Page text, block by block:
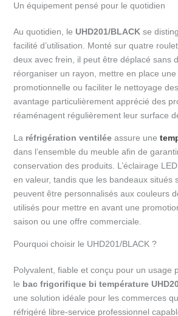
Un équipement pensé pour le quotidien
Au quotidien, le UHD201/BLACKse
facilité d’utilisation. Monté sur quatre
deux avec frein, il peut être déplacé sans
réorganiser un rayon, mettre en place
promotionnelle ou faciliter le nettoyage
avantage particulièrement apprécié des
réaménagent régulièrement leur surface
La réfrigération ventiléeassure une
dans l’ensemble du meuble afin de
conservation des produits. L’éclairage
en valeur, tandis que les bandeaux situés
peuvent être personnalisés aux couleurs
utilisés pour mettre en avant une
saison ou une offre commerciale.
Pourquoi choisir le UHD201/BLACK ?
Polyvalent, fiable et conçu pour un usage
le bac frigorifique bi température
une solution idéale pour les commerces
réfrigéré libre-service professionnel